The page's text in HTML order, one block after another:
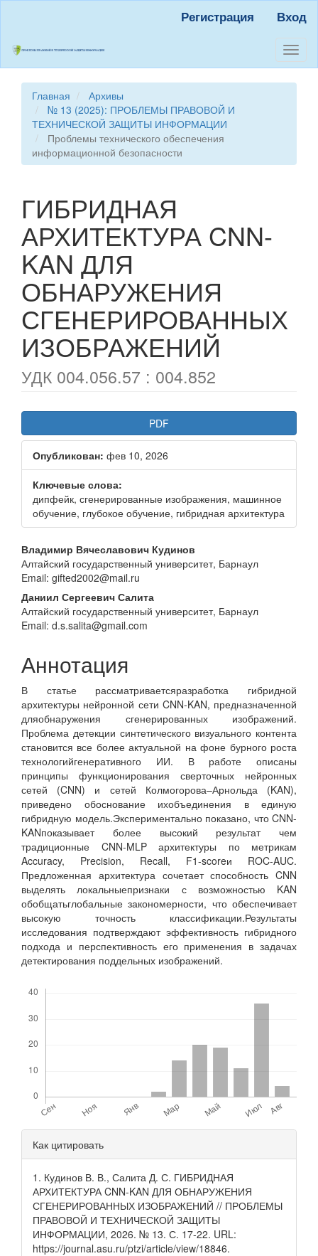
содержанию
навигация
Основное
содержание
Боковая
панель
Регистрация Вход
Главная
Архивы
№ 13 (2025): ПРОБЛЕМЫ ПРАВОВОЙ И
ТЕХНИЧЕСКОЙ ЗАЩИТЫ ИНФОРМАЦИИ
Проблемы технического обеспечения
информационной безопасности
ГИБРИДНАЯ
АРХИТЕКТУРА CNN-
KAN ДЛЯ
ОБНАРУЖЕНИЯ
СГЕНЕРИРОВАННЫХ
ИЗОБРАЖЕНИЙ
УДК 004.056.57 : 004.852
Статья
боковой
панели
PDF
Опубликован: фев 10, 2026
Ключевые слова:
дипфейк, сгенерированные изображения, машинное
обучение, глубокое обучение, гибридная архитектура
Основное
содержание
статьи
Владимир Вячеславович Кудинов
Алтайский государственный университет, Барнаул
Email: gifted2002@mail.ru
Даниил Сергеевич Салита
Алтайский государственный университет, Барнаул
Email: d.s.salita@gmail.com
Аннотация
В статье рассматриваетсяразработка гибридной
архитектуры нейронной сети CNN-KAN, предназначенной
дляобнаружения сгенерированных изображений.
Проблема детекции синтетического визуального контента
становится все более актуальной на фоне бурного роста
технологийгенеративного ИИ. В работе описаны
принципы функционирования сверточных нейронных
сетей (CNN) и сетей Колмогорова–Арнольда (KAN),
приведено обоснование ихобъединения в единую
гибридную модель.Экспериментально показано, что CNN-
KANпоказывает более высокий результат чем
традиционные CNN-MLP архитектуры по метрикам
Accuracy, Precision, Recall, F1-scoreи ROC-AUC.
Предложенная архитектура сочетает способность CNN
выделять локальныепризнаки с возможностью KAN
обобщатьглобальные закономерности, что обеспечивает
высокую точность классификации.Результаты
исследования подтверждают эффективность гибридного
подхода и перспективность его применения в задачах
детектирования поддельных изображений.
Детали
статьи
Как цитировать
1. Кудинов В. В., Салита Д. С. ГИБРИДНАЯ
АРХИТЕКТУРА CNN-KAN ДЛЯ ОБНАРУЖЕНИЯ
СГЕНЕРИРОВАННЫХ ИЗОБРАЖЕНИЙ // ПРОБЛЕМЫ
ПРАВОВОЙ И ТЕХНИЧЕСКОЙ ЗАЩИТЫ
ИНФОРМАЦИИ, 2026. № 13. С. 17-22. URL:
https://journal.asu.ru/ptzi/article/view/18846.